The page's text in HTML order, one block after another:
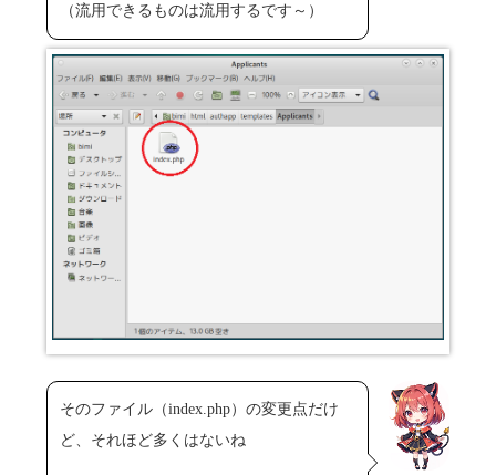
（流用できるものは流用するです～）
そのファイル（index.php）の変更点だけ
ど、それほど多くはないね